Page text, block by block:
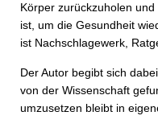
Körper zurückzuholen
ist, um die Gesundheit
ist Nachschlagewerk,
Der Autor begibt sich
von der Wissenschaft
umzusetzen bleibt in